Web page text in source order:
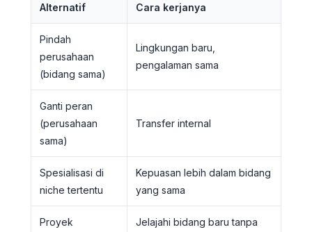
Alternatif Cara kerjanya
Pindah
perusahaan
(bidang sama)
Lingkungan baru,
pengalaman sama
Ganti peran
(perusahaan
sama)
Transfer internal
Spesialisasi di
niche tertentu
Kepuasan lebih dalam bidang
yang sama
Proyek
Jelajahi bidang baru tanpa